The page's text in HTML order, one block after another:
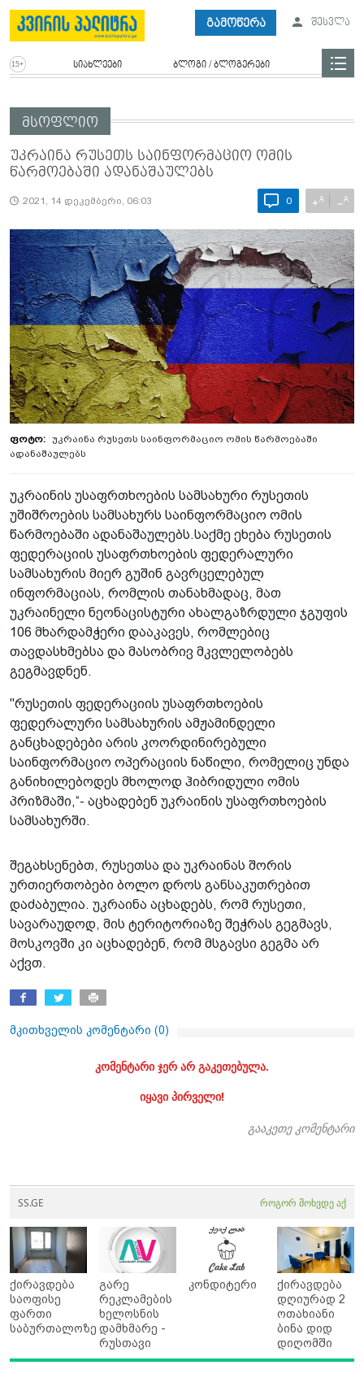
გამოწერა შესვლა
სიახლეები ბლოგი / ბლოგერები
მსოფლიო
უკრაინა რუსეთს საინფორმაციო ომის
წარმოებაში ადანაშაულებს
2021, 14 დეკემბერი, 06:03 0 +A −A
უკრაინა რუსეთს საინფორმაციო ომის წარმოებაში
ადანაშაულებს
უკრაინის უსაფრთხოების სამსახური რუსეთის
უშიშროების სამსახურს საინფორმაციო ომის
წარმოებაში ადანაშაულებს.საქმე ეხება რუსეთის
ფედერაციის უსაფრთხოების ფედერალური
სამსახურის მიერ გუშინ გავრცელებულ
ინფორმაციას, რომლის თანახმადაც, მათ
უკრაინელი ნეონაცისტური ახალგაზრდული ჯგუფის
106 მხარდამჭერი დააკავეს, რომლებიც
თავდასხმებსა და მასობრივ მკვლელობებს
გეგმავდნენ.
"რუსეთის ფედერაციის უსაფრთხოების
ფედერალური სამსახურის ამჟამინდელი
განცხადებები არის კოორდინირებული
საინფორმაციო ოპერაციის ნაწილი, რომელიც უნდა
განიხილებოდეს მხოლოდ ჰიბრიდული ომის
პრიზმაში,“- აცხადებენ უკრაინის უსაფრთხოების
სამსახურში.
შეგახსენებთ, რუსეთსა და უკრაინას შორის
ურთიერთობები ბოლო დროს განსაკუთრებით
დაძაბულია. უკრაინა აცხადებს, რომ რუსეთი,
სავარაუდოდ, მის ტერიტორიაზე შეჭრას გეგმავს,
მოსკოვში კი აცხადებენ, რომ მსგავსი გეგმა არ
აქვთ.
მკითხველის კომენტარი (0)
კომენტარი ჯერ არ გაკეთებულა.
იყავი პირველი!
გააკეთე კომენტარი
SS.GE როგორ მოხვდე აქ
ქირავდება
საოფისე
ფართი
საბურთალოზე
გარე
რეკლამების
ხელოსნის
დამხმარე -
რუსთავი
კონდიტერი
ქირავდება
დღიურად 2
ოთახიანი
ბინა დიდ
დიღომში